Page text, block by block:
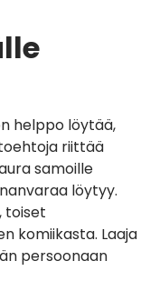
helppo löytää,
riittää
samoille
löytyy.
toiset
komiikasta. Laaja
persoonaan